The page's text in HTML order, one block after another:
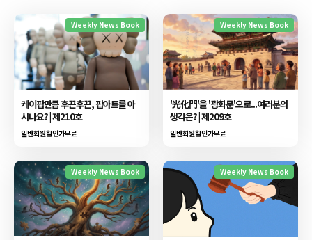
Weekly News Book
케이팝만큼 후끈후끈, 팝아트를 아
시나요? | 제210호
일반회원할인가무료
Weekly News Book
'光化門'을 '광화문'으로...여러분의
생각은? | 제209호
일반회원할인가무료
Weekly News Book Weekly News Book